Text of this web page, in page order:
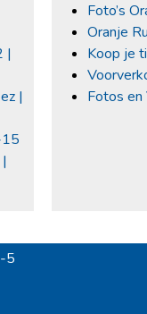
|
|
Foto’s
Oranje
Koop je
Fotos
5